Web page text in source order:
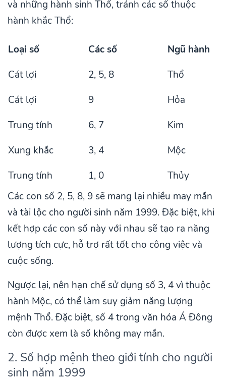
và những hành sinh Thổ, tránh các số thuộc
hành khắc Thổ:
Loại số Các số
Ngũ hành
Cát lợi
2, 5, 8
Thổ
Cát lợi
9
Hỏa
Trung tính
6, 7
Kim
Xung khắc
3, 4
Mộc
Trung tính
1, 0
Thủy
Các con số 2, 5, 8, 9 sẽ mang lại nhiều may mắn
và tài lộc cho người sinh năm 1999. Đặc biệt, khi
kết hợp các con số này với nhau sẽ tạo ra năng
lượng tích cực, hỗ trợ rất tốt cho công việc và
cuộc sống.
Ngược lại, nên hạn chế sử dụng số 3, 4 vì thuộc
hành Mộc, có thể làm suy giảm năng lượng
mệnh Thổ. Đặc biệt, số 4 trong văn hóa Á Đông
còn được xem là số không may mắn.
2. Số hợp mệnh theo giới tính cho người
sinh năm 1999